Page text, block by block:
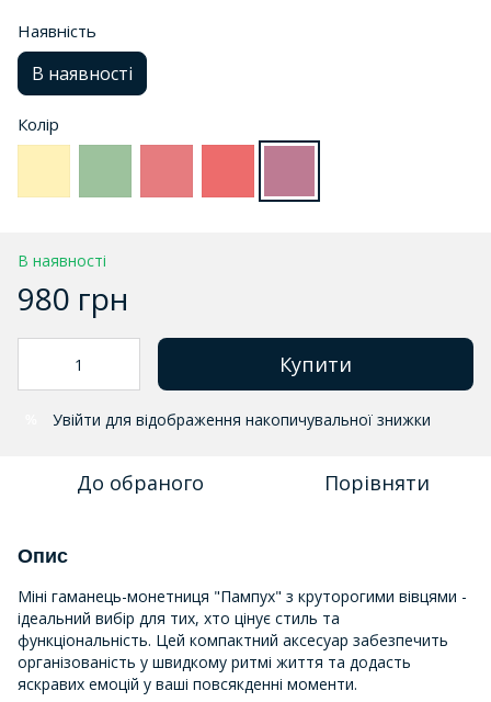
Наявність
В наявності
Колір
В наявності
980 грн
Купити
Увійти для відображення накопичувальної знижки
До обраного Порівняти
Опис
Міні гаманець-монетниця "Пампух" з круторогими вівцями -
ідеальний вибір для тих, хто цінує стиль та
функціональність. Цей компактний аксесуар забезпечить
організованість у швидкому ритмі життя та додасть
яскравих емоцій у ваші повсякденні моменти.